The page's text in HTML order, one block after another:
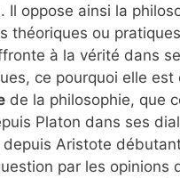
Il oppose ainsi la
théoriques ou
à la vérité dans
ce pourquoi elle est
de la philosophie, que
Platon dans ses
Aristote
par les opinions